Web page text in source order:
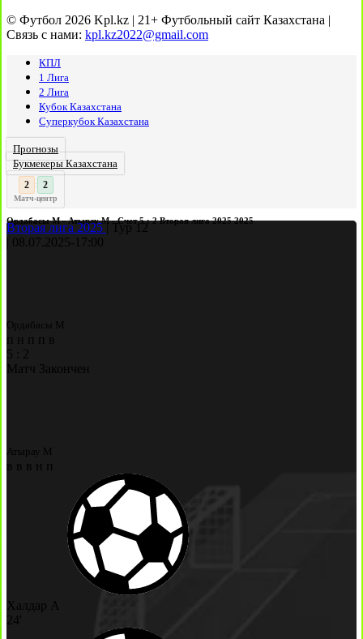
© Футбол 2026 Kpl.kz | 21+ Футбольный сайт Казахстана |
Связь с нами: kpl.kz2022@gmail.com
КПЛ
1 Лига
2 Лига
Кубок Казахстана
Суперкубок Казахстана
Прогнозы
Букмекеры Казахстана
3 : 2
Матч-центр
Ордабасы М - Атырау М - Счет 5 : 2 Вторая лига 2025 2025
Вторая лига 2025| Тур 12
08.07.2025- 17:00
Ордабасы М
п н п п
в
5
2
Матч Закончен
Атырау М
в в в н п
Халдар А
24'